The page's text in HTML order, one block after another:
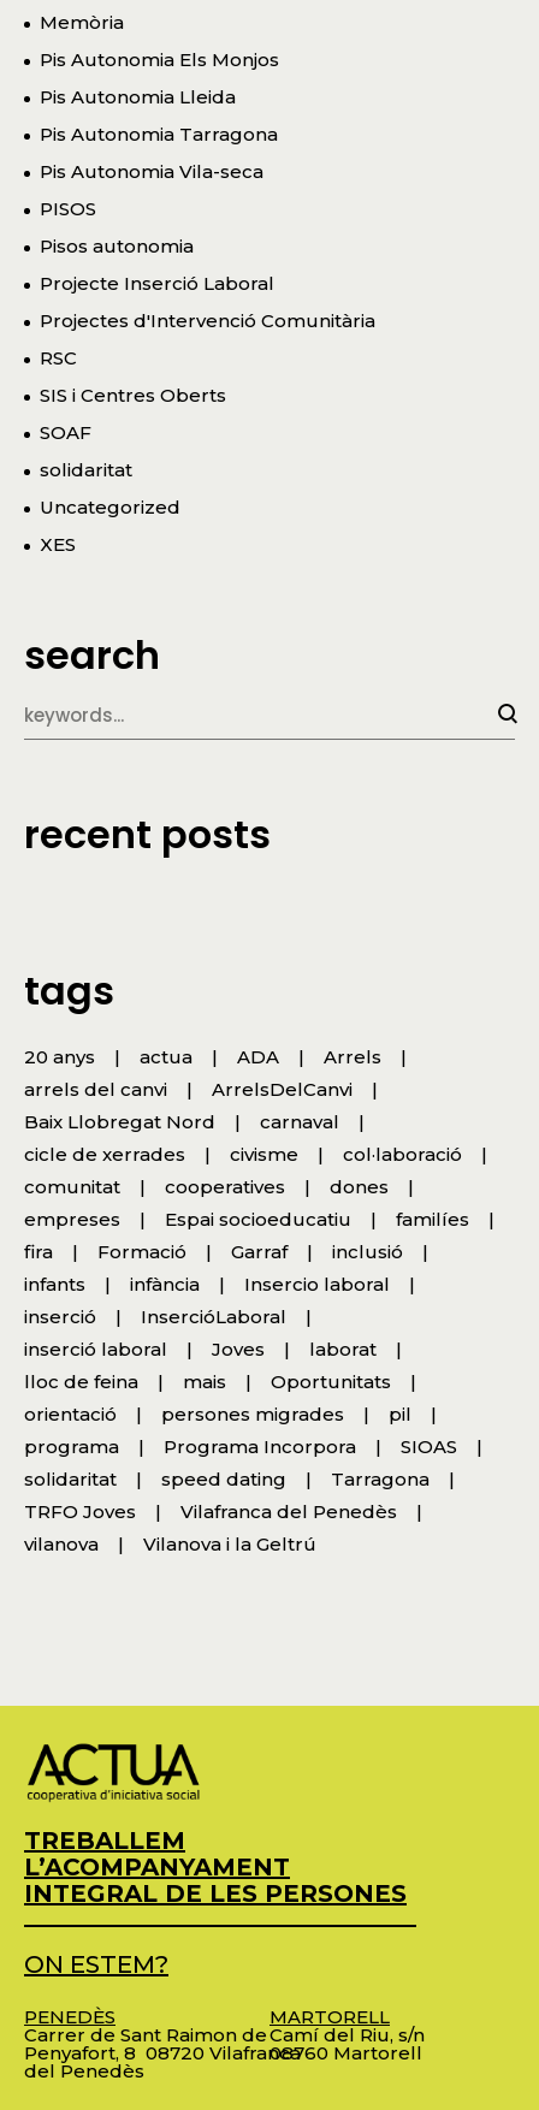
Memòria
Pis Autonomia Els Monjos
Pis Autonomia Lleida
Pis Autonomia Tarragona
Pis Autonomia Vila-seca
PISOS
Pisos autonomia
Projecte Inserció Laboral
Projectes d'Intervenció Comunitària
RSC
SIS i Centres Oberts
SOAF
solidaritat
Uncategorized
XES
search
recent posts
tags
20 anys actua ADA
Arrels
arrels del canvi
ArrelsDelCanvi
Baix Llobregat Nord
carnaval
cicle de xerrades
civisme
col·laboració
comunitat
cooperatives
dones
empreses
Espai socioeducatiu
familíes
fira
Formació Garraf
inclusió
infants
infància
Insercio laboral
inserció
InsercióLaboral
inserció laboral
Joves
laborat
lloc de feina
mais
Oportunitats
orientació
persones migrades
pil
programa
Programa Incorpora
SIOAS
solidaritat
speed dating
Tarragona
TRFO Joves
Vilafranca del Penedès
vilanova
Vilanova i la Geltrú
TREBALLEM
L’ACOMPANYAMENT
INTEGRAL DE LES PERSONES
ON ESTEM?
PENEDÈS
Carrer de Sant Raimon de
Penyafort, 8 08720 Vilafranca
del Penedès
MARTORELL
Camí del Riu, s/n
08760 Martorell